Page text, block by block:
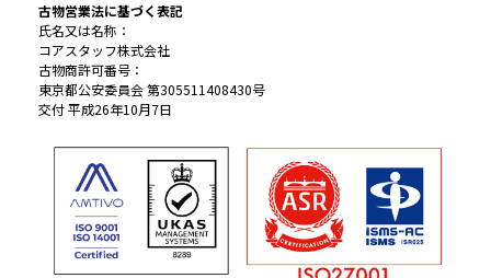
古物営業法に基づく表記
氏名又は名称：
コアスタッフ株式会社
古物商許可番号：
東京都公安委員会 第305511408430号
交付 平成26年10月7日